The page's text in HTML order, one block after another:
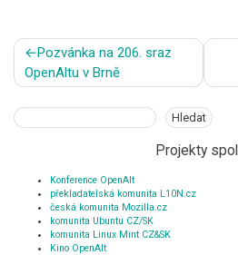
Navigace
pro
příspěvek
Pozvánka na 206. sraz
OpenAltu v Brně
Hledat Hledat
Projekty
Konference OpenAlt
překladatelská komunita L10N.cz
česká komunita Mozilla.cz
komunita Ubuntu CZ/SK
komunita Linux Mint CZ&SK
Kino OpenAlt